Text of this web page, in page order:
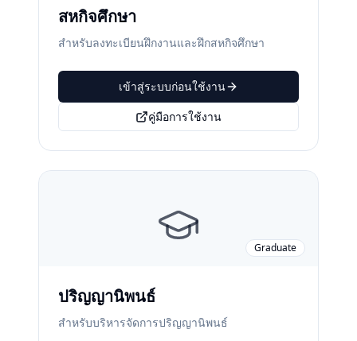
สหกิจศึกษา
สำหรับลงทะเบียนฝึกงานและฝึกสหกิจศึกษา
เข้าสู่ระบบก่อนใช้งาน
คู่มือการใช้งาน
Graduate
ปริญญานิพนธ์
สำหรับบริหารจัดการปริญญานิพนธ์